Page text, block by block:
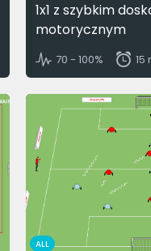
1x1 z szybkim
motorycznym
70 - 100% 15
ALL